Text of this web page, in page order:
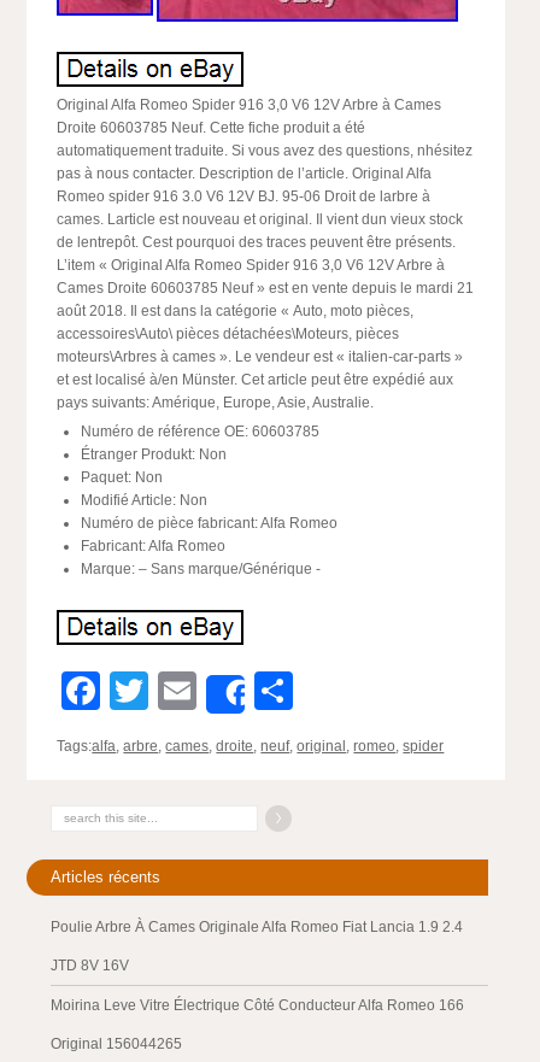
Original Alfa Romeo Spider 916 3,0 V6 12V Arbre à Cames
Droite 60603785 Neuf. Cette fiche produit a été
automatiquement traduite. Si vous avez des questions, nhésitez
pas à nous contacter. Description de l’article. Original Alfa
Romeo spider 916 3.0 V6 12V BJ. 95-06 Droit de larbre à
cames. Larticle est nouveau et original. Il vient dun vieux stock
de lentrepôt. Cest pourquoi des traces peuvent être présents.
L’item « Original Alfa Romeo Spider 916 3,0 V6 12V Arbre à
Cames Droite 60603785 Neuf » est en vente depuis le mardi 21
août 2018. Il est dans la catégorie « Auto, moto pièces,
accessoires\Auto\ pièces détachées\Moteurs, pièces
moteurs\Arbres à cames ». Le vendeur est « italien-car-parts »
et est localisé à/en Münster. Cet article peut être expédié aux
pays suivants: Amérique, Europe, Asie, Australie.
Numéro de référence OE: 60603785
Étranger Produkt: Non
Paquet: Non
Modifié Article: Non
Numéro de pièce fabricant: Alfa Romeo
Fabricant: Alfa Romeo
Marque: – Sans marque/Générique -
Facebook
Twitter
EmailShare
Tags:alfa,arbre,cames,droite,neuf,original ,romeo,spider
Articles récents
Poulie Arbre À Cames Originale Alfa Romeo Fiat Lancia 1.9 2.4
JTD 8V 16V
Moirina Leve Vitre Électrique Côté Conducteur Alfa Romeo 166
Original 156044265